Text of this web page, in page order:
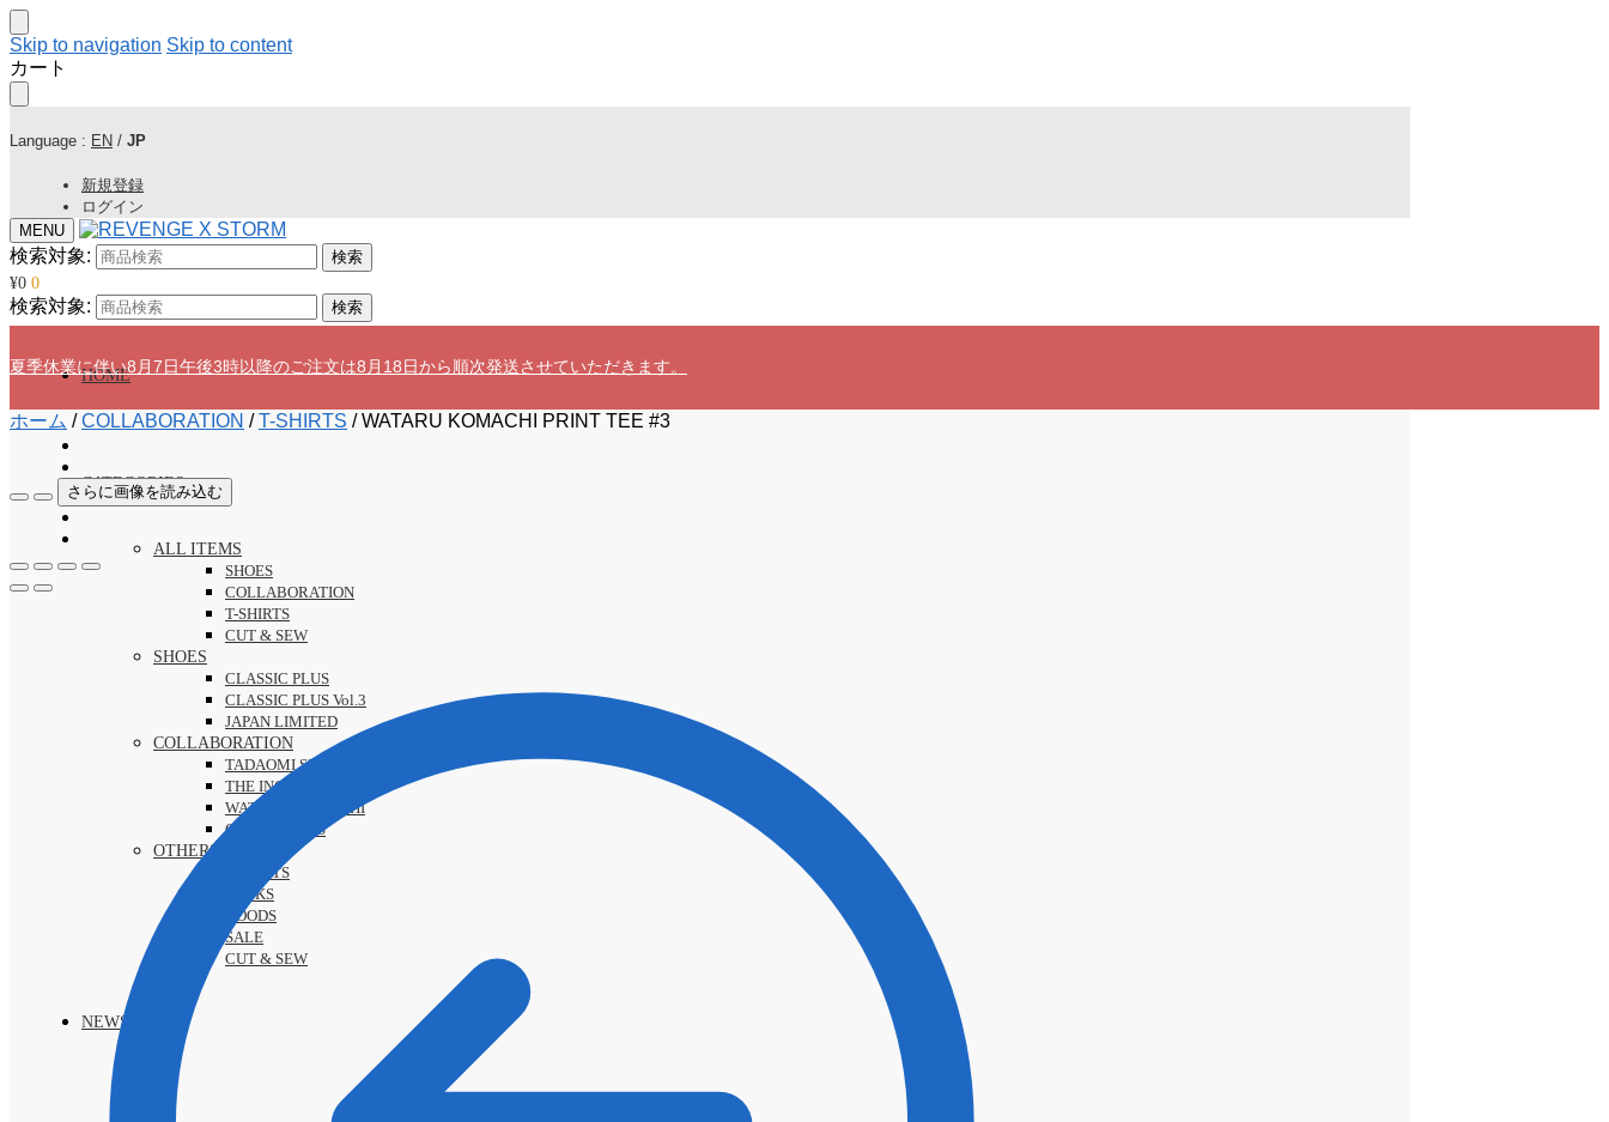
Skip to navigation Skip to content
カート
Language : EN / JP
新規登録
ログイン
MENU
検索対象:
検索
¥0 0
検索対象: 検索
HOME
CATEGORIES
ALL ITEMS
SHOES
COLLABORATION
T-SHIRTS
CUT & SEW
SHOES
CLASSIC PLUS
CLASSIC PLUS Vol.3
JAPAN LIMITED
COLLABORATION
TADAOMI SHIBUYA
THE INC
WATARU KOMACHI
GOTNOFEARS
OTHERS
T-SHIRTS
SOCKS
GOODS
SALE
CUT & SEW
NEWS
夏季休業に伴い8月7日午後3時以降のご注文は8月18日から順次発送させていただきます。
ホーム /COLLABORATION /T-SHIRTS /WATARU KOMACHI PRINT TEE #3
さらに画像を読み込む